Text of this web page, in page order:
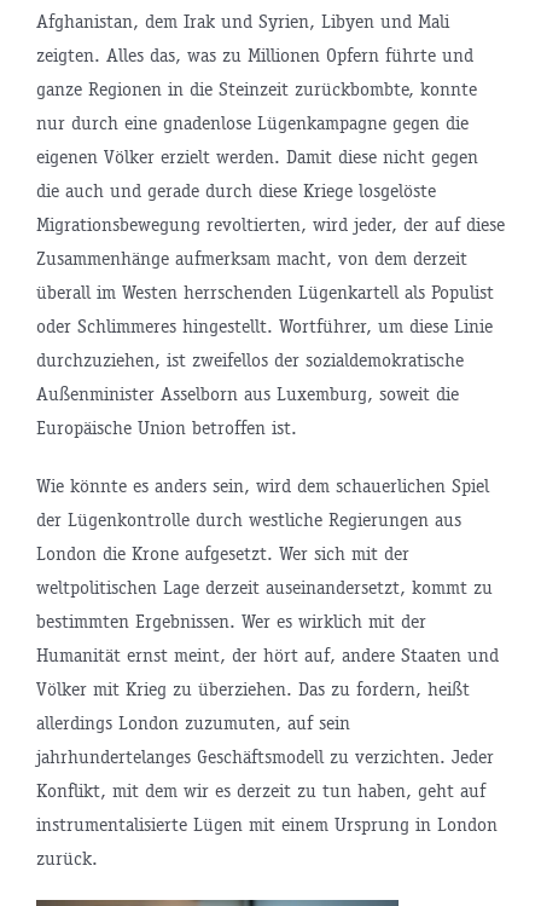
Afghanistan, dem Irak und Syrien, Libyen und Mali
zeigten. Alles das, was zu Millionen Opfern führte und
ganze Regionen in die Steinzeit zurückbombte, konnte
nur durch eine gnadenlose Lügenkampagne gegen die
eigenen Völker erzielt werden. Damit diese nicht gegen
die auch und gerade durch diese Kriege losgelöste
Migrationsbewegung revoltierten, wird jeder, der auf diese
Zusammenhänge aufmerksam macht, von dem derzeit
überall im Westen herrschenden Lügenkartell als Populist
oder Schlimmeres hingestellt. Wortführer, um diese Linie
durchzuziehen, ist zweifellos der sozialdemokratische
Außenminister Asselborn aus Luxemburg, soweit die
Europäische Union betroffen ist.
Wie könnte es anders sein, wird dem schauerlichen Spiel
der Lügenkontrolle durch westliche Regierungen aus
London die Krone aufgesetzt. Wer sich mit der
weltpolitischen Lage derzeit auseinandersetzt, kommt zu
bestimmten Ergebnissen. Wer es wirklich mit der
Humanität ernst meint, der hört auf, andere Staaten und
Völker mit Krieg zu überziehen. Das zu fordern, heißt
allerdings London zuzumuten, auf sein
jahrhundertelanges Geschäftsmodell zu verzichten. Jeder
Konflikt, mit dem wir es derzeit zu tun haben, geht auf
instrumentalisierte Lügen mit einem Ursprung in London
zurück.